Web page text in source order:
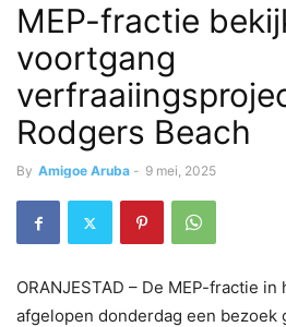
MEP-fractie
voortgang
Rodgers Beach
By Amigoe Aruba - 9 mei, 2025
ORANJESTAD – De MEP-fractie
afgelopen donderdag een bezoek